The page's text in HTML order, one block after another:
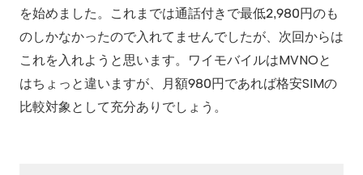
を始めました。これまでは通話付きで最低2,980円のも
のしかなかったので入れてませんでしたが、次回からは
これを入れようと思います。ワイモバイルはMVNOと
はちょっと違いますが、月額980円であれば格安SIMの
比較対象として充分ありでしょう。